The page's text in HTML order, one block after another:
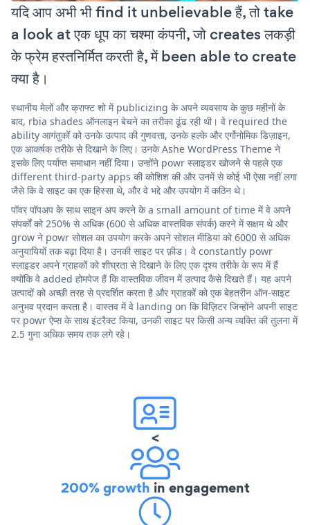
यदि आप अभी भी find it unbelievable हैं, तो take
a look at एक धूप का चश्मा कंपनी, जो creates लकड़ी
के फ्रेम हस्तनिर्मित करती है, में been able to create
क्या है।
स्थानीय मेलों और क्राफ्ट शो में publicizing के अपने व्यवसाय के कुछ महीनों के
बाद, rbia shades ऑनलाइन बेचने का तरीका ढूंढ रही थी। वे required the
ability आगंतुकों को उनके उत्पाद की गुणवत्ता, उनके हल्के और एर्गोनोमिक डिज़ाइन,
एक आकर्षक तरीके से दिखाने के लिए। उनके Ashe WordPress Theme ने
इसके लिए पर्याप्त समाधान नहीं दिया। उन्होंने powr स्लाइडर खोजने से पहले एक
different third-party apps की कोशिश की और उनमें से कोई भी ऐसा नहीं लगा
जैसे कि वे साइट का एक हिस्सा थे, और वे भद्दे और उपयोग में कठिन थे।
पॉवर पॉपअप के साथ साइन अप करने के a small amount of time में वे अपने
संपर्कों को 250% से अधिक (600 से अधिक वास्तविक संपर्क) करने में सक्षम थे और
grow ने powr सोशल का उपयोग करके अपने सोशल मीडिया को 6000 से अधिक
अनुयायियों तक बढ़ा दिया है। उनकी साइट पर फ़ीड। वे constantly powr
स्लाइडर अपने ग्राहकों को शीघ्रता से दिखाने के लिए एक दृश्य तरीके के रूप में हैं
क्योंकि वे added होमपेज हैं कि वास्तविक जीवन में उत्पाद कैसे दिखते हैं। यह अपने
उत्पादों को अच्छी तरह से प्रदर्शित करता है और ग्राहकों को एक बेहतरीन ऑन-साइट
अनुभव प्रदान करता है। वास्तव में वे landing on कि विज़िटर जिन्होंने अपनी साइट
पर powr ऐप्स के साथ इंटरैक्ट किया, उनकी साइट पर किसी अन्य व्यक्ति की तुलना में
2.5 गुना अधिक समय तक लगे रहे।
<
200% growth in engagement